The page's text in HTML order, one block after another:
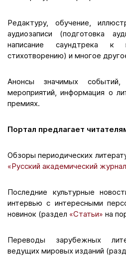
Редактуру, обучение,
аудиозаписи (подготовка
написание саундтрека к
стихотворению) и многое
Анонсы значимых
мероприятий, информация о
премиях.
Портал предлагает
Обзоры периодических
«Русский академический
Последние культурные
интервью с интересными
новинок (раздел «Статьи» на
Переводы зарубежных
ведущих мировых изданий